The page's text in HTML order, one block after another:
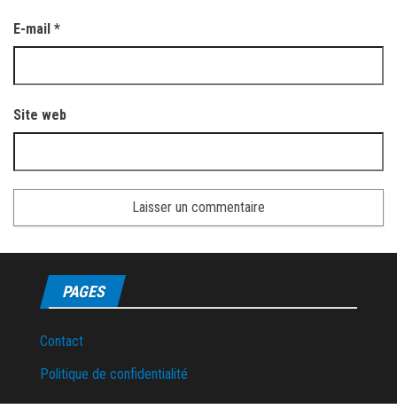
E-mail *
Site web
PAGES
Contact
Politique de confidentialité